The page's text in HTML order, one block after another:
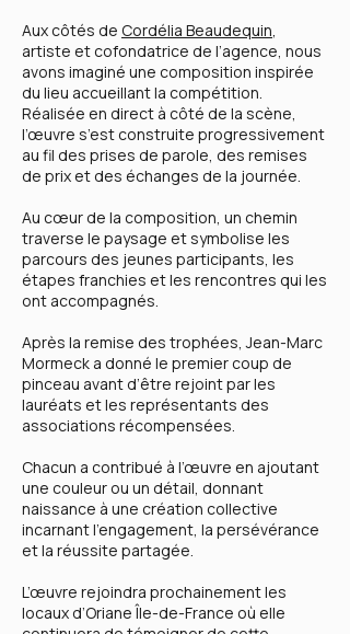
Aux côtés de Cordélia Beaudequin,
artiste et cofondatrice de l’agence, nous
avons imaginé une composition inspirée
du lieu accueillant la compétition.
Réalisée en direct à côté de la scène,
l’œuvre s’est construite progressivement
au fil des prises de parole, des remises
de prix et des échanges de la journée.
Au cœur de la composition, un chemin
traverse le paysage et symbolise les
parcours des jeunes participants, les
étapes franchies et les rencontres qui les
ont accompagnés.
Après la remise des trophées, Jean-Marc
Mormeck a donné le premier coup de
pinceau avant d’être rejoint par les
lauréats et les représentants des
associations récompensées.
Chacun a contribué à l’œuvre en ajoutant
une couleur ou un détail, donnant
naissance à une création collective
incarnant l’engagement, la persévérance
et la réussite partagée.
L’œuvre rejoindra prochainement les
locaux d’Oriane Île-de-France où elle